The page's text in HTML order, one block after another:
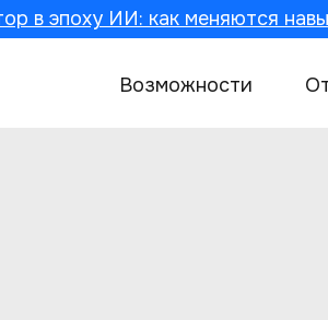
в эпоху ИИ: как меняются
Возможности